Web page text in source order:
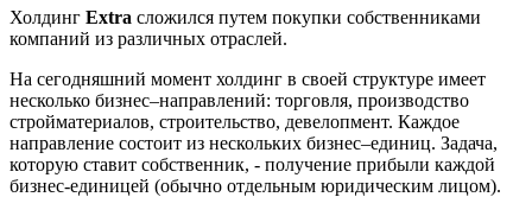
Холдинг Extra сложился путем покупки собственниками
компаний из различных отраслей.
На сегодняшний момент холдинг в своей структуре имеет
несколько бизнес–направлений: торговля, производство
стройматериалов, строительство, девелопмент. Каждое
направление состоит из нескольких бизнес–единиц. Задача,
которую ставит собственник, - получение прибыли каждой
бизнес-единицей (обычно отдельным юридическим лицом).